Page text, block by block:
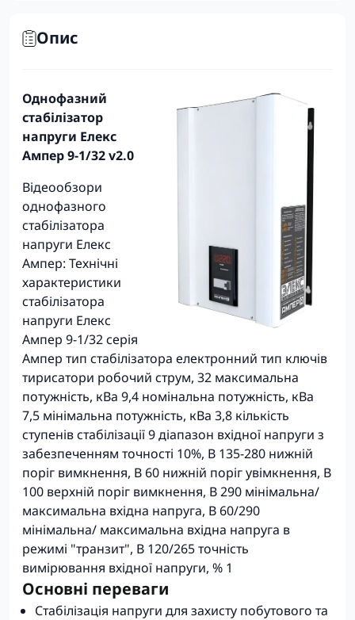
Опис
Однофазний
стабілізатор
напруги Елекс
Ампер 9-1/32 v2.0
Відеообзори
однофазного
стабілізатора
напруги Елекс
Ампер: Технічні
характеристики
стабілізатора
напруги Елекс
Ампер 9-1/32 серія
Ампер тип стабілізатора електронний тип ключів
тирисатори робочий струм, 32 максимальна
потужність, кВа 9,4 номінальна потужність, кВа
7,5 мінімальна потужність, кВа 3,8 кількість
ступенів стабілізації 9 діапазон вхідної напруги з
забезпеченням точності 10%, В 135-280 нижній
поріг вимкнення, В 60 нижній поріг увімкнення, В
100 верхній поріг вимкнення, В 290 мінімальна/
максимальна вхідна напруга, В 60/290
мінімальна/ максимальна вхідна напруга в
режимі "транзит", В 120/265 точність
вимірювання вхідної напруги, % 1
Основні переваги
Стабілізація напруги для захисту побутового та